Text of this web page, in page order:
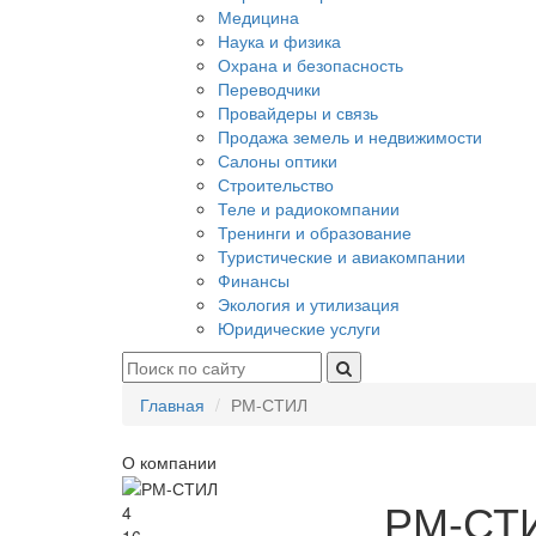
Медицина
Наука и физика
Охрана и безопасность
Переводчики
Провайдеры и связь
Продажа земель и недвижимости
Салоны оптики
Строительство
Теле и радиокомпании
Тренинги и образование
Туристические и авиакомпании
Финансы
Экология и утилизация
Юридические услуги
Главная РМ-СТИЛ
О компании
4
РМ-